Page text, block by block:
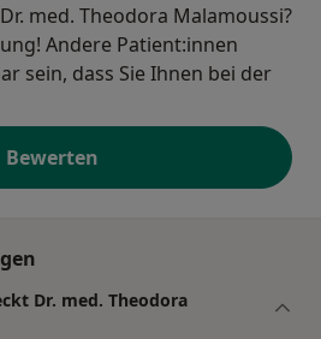
med. Theodora Malamoussi?
Andere Patient:innen
sein, dass Sie Ihnen bei der
Bewerten
Dr. med. Theodora